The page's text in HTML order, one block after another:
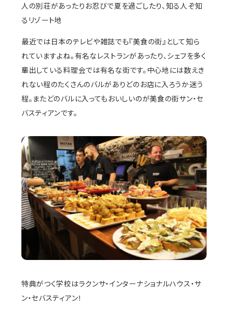
人の別荘があったりお忍びで夏を過ごしたり、知る人ぞ知
るリゾート地
最近では日本のテレビや雑誌でも『美食の街』として知ら
れていますよね。有名なレストランがあったり、シェフを多く
輩出している料理会では有名な街です。中心地には数えき
れない程のたくさんのバルがありどのお店に入ろうか迷う
程。またどのバルに入ってもおいしいのが美食の街サン・セ
バスティアンです。
特典がつく学校はラクンサ・インターナショナルハウス・サ
ン・セバスティアン！